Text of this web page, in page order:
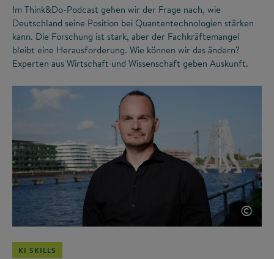
Im Think&Do-Podcast gehen wir der Frage nach, wie
Deutschland seine Position bei Quantentechnologien stärken
kann. Die Forschung ist stark, aber der Fachkräftemangel
bleibt eine Herausforderung. Wie können wir das ändern?
Experten aus Wirtschaft und Wissenschaft geben Auskunft.
©
KI SKILLS